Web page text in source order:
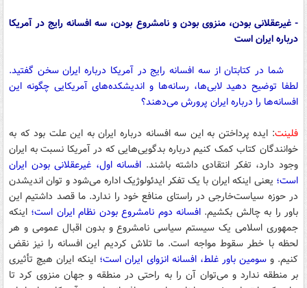
- غیرعقلانی بودن، منزوی بودن و نامشروع بودن، سه افسانه رایج در آمریکا
درباره ایران است
شما در کتابتان از سه افسانه رایج در آمریکا درباره ایران سخن گفتید.
لطفا توضیح دهید لابی‌ها، رسانه‌ها و اندیشکده‌های آمریکایی چگونه این
افسانه‌ها را درباره ایران پرورش می‌دهند؟
فلینت: ایده پرداختن به این سه افسانه درباره ایران به این علت بود که به
خوانندگان کتاب کمک کنیم درباره بدگویی‌هایی که در آمریکا نسبت به ایران
وجود دارد، تفکر انتقادی داشته باشند. افسانه اول، غیرعقلانی بودن ایران
است؛ یعنی اینکه ایران با یک تفکر ایدئولوژیک اداره می‌شود و توان اندیشدن
در حوزه سیاست‌خارجی در راستای منافع خود را ندارد. ما قصد داشتیم این
باور را به چالش بکشیم.افسانه دوم نامشروع بودن نظام ایران است؛ اینکه
جمهوری اسلامی یک سیستم سیاسی نامشروع و بدون اقبال عمومی و هر
لحظه با خطر سقوط مواجه است. ما تلاش کردیم این افسانه را نیز نقض
کنیم. و سومین باور غلط، افسانه انزوای ایران است؛ اینکه ایران هیچ تأثیری
بر منطقه ندارد و می‌توان آن را به راحتی در منطقه و جهان منزوی کرد تا